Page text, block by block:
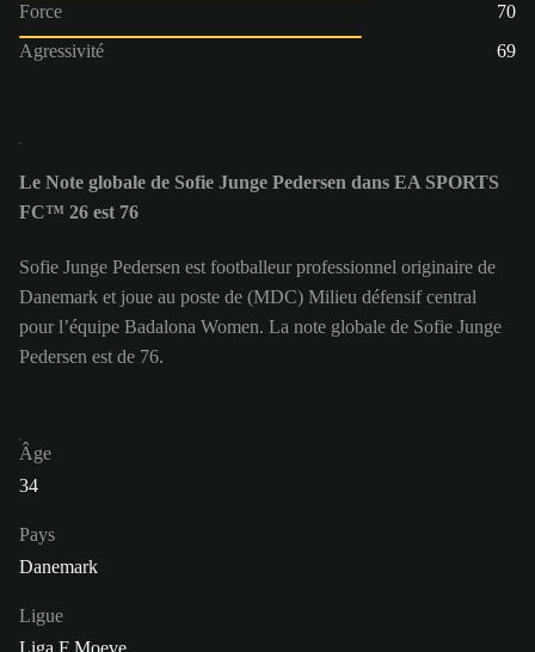
Force
70
Agressivité
69
Le Note globale de Sofie Junge Pedersen dans EA SPORTS
FC™ 26 est 76
Sofie Junge Pedersen est footballeur professionnel originaire de
Danemark et joue au poste de (MDC) Milieu défensif central
pour l’équipe Badalona Women. La note globale de Sofie Junge
Pedersen est de 76.
Âge
34
Pays
Danemark
Ligue